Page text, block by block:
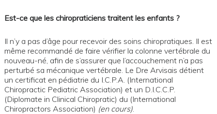
Est-ce que les chiropraticiens traitent les enfants ?
Il n’y a pas d’âge pour recevoir des soins chiropratiques. Il est
même recommandé de faire vérifier la colonne vertébrale du
nouveau-né, afin de s’assurer que l’accouchement n’a pas
perturbé sa mécanique vertébrale. Le Dre Arvisais détient
un certificat en pédiatrie du I.C.P.A. (International
Chiropractic Pediatric Association) et un D.I.C.C.P.
(Diplomate in Clinical Chiropratic) du (International
Chiropractors Association) (en cours).